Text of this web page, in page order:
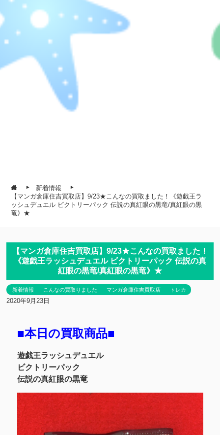
新着情報
【マンガ倉庫住吉買取店】9/23★こんなの買取ました！《遊戯王ラ
ッシュデュエル ビクトリーパック 伝説の真紅眼の黒竜/真紅眼の黒
竜》★
【マンガ倉庫住吉買取店】9/23★こんなの買取ました！
《遊戯王ラッシュデュエル ビクトリーパック 伝説の真
紅眼の黒竜/真紅眼の黒竜》★
新着情報 こんなの買取りました マンガ倉庫住吉買取店 トレカ
2020年9月23日
■本日の買取商品■
遊戯王ラッシュデュエル
ビクトリーパック
伝説の真紅眼の黒竜